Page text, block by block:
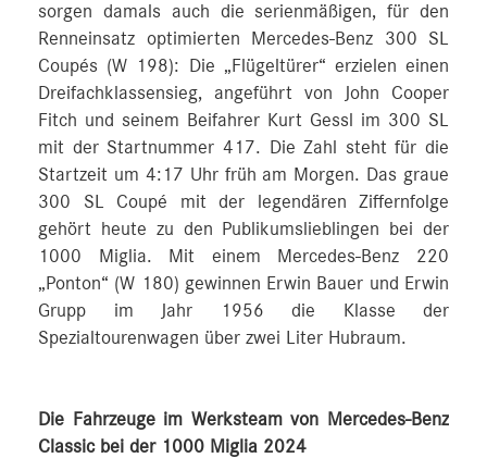
sorgen damals auch die serienmäßigen, für den
Renneinsatz optimierten Mercedes-Benz 300 SL
Coupés (W 198): Die „Flügeltürer“ erzielen einen
Dreifachklassensieg, angeführt von John Cooper
Fitch und seinem Beifahrer Kurt Gessl im 300 SL
mit der Startnummer 417. Die Zahl steht für die
Startzeit um 4:17 Uhr früh am Morgen. Das graue
300 SL Coupé mit der legendären Ziffernfolge
gehört heute zu den Publikumslieblingen bei der
1000 Miglia. Mit einem Mercedes-Benz 220
„Ponton“ (W 180) gewinnen Erwin Bauer und Erwin
Grupp im Jahr 1956 die Klasse der
Spezialtourenwagen über zwei Liter Hubraum.
Die Fahrzeuge im Werksteam von Mercedes-Benz
Classic bei der 1000 Miglia 2024